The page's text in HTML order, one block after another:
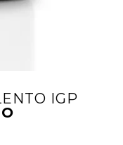
IGP